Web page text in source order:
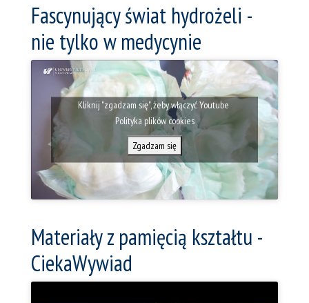
Fascynujący świat hydrożeli -
nie tylko w medycynie
Kliknij "zgadzam się", żeby włączyć Youtube
Polityka plików cookies
Zgadzam się
Materiały z pamięcią kształtu -
CiekaWywiad